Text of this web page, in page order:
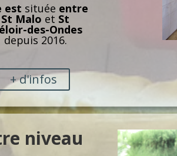
est située entre
St Malo et St
des-Ondes
depuis 2016.
+ d'infos
niveau